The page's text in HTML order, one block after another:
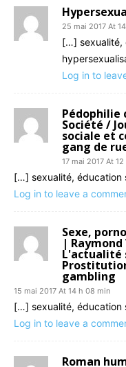
25 mai 2017 At
[…] sexualité,
Log in to
Pédophilie
Société /
sociale et
gang de
17 mai 2017 At
[…] sexualité, éducation
Log in to leave a
Sexe,
|
L'actualité
gambling
15 mai 2017 At 14 h 08 min
[…] sexualité, éducation
Log in to leave a
Roman